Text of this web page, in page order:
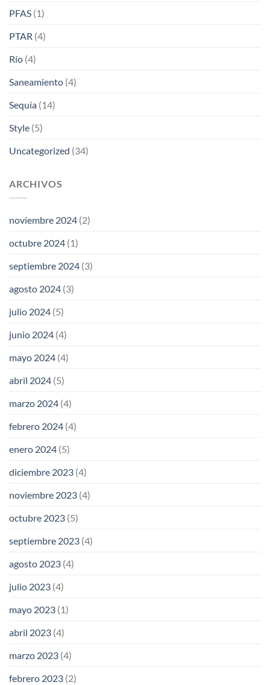
PFAS (1)
PTAR (4)
Río (4)
Saneamiento (4)
Sequía (14)
Style (5)
Uncategorized (34)
ARCHIVOS
noviembre 2024 (2)
octubre 2024 (1)
septiembre 2024 (3)
agosto 2024 (3)
julio 2024 (5)
junio 2024 (4)
mayo 2024 (4)
abril 2024 (5)
marzo 2024 (4)
febrero 2024 (4)
enero 2024 (5)
diciembre 2023 (4)
noviembre 2023 (4)
octubre 2023 (5)
septiembre 2023 (4)
agosto 2023 (4)
julio 2023 (4)
mayo 2023 (1)
abril 2023 (4)
marzo 2023 (4)
febrero 2023 (2)